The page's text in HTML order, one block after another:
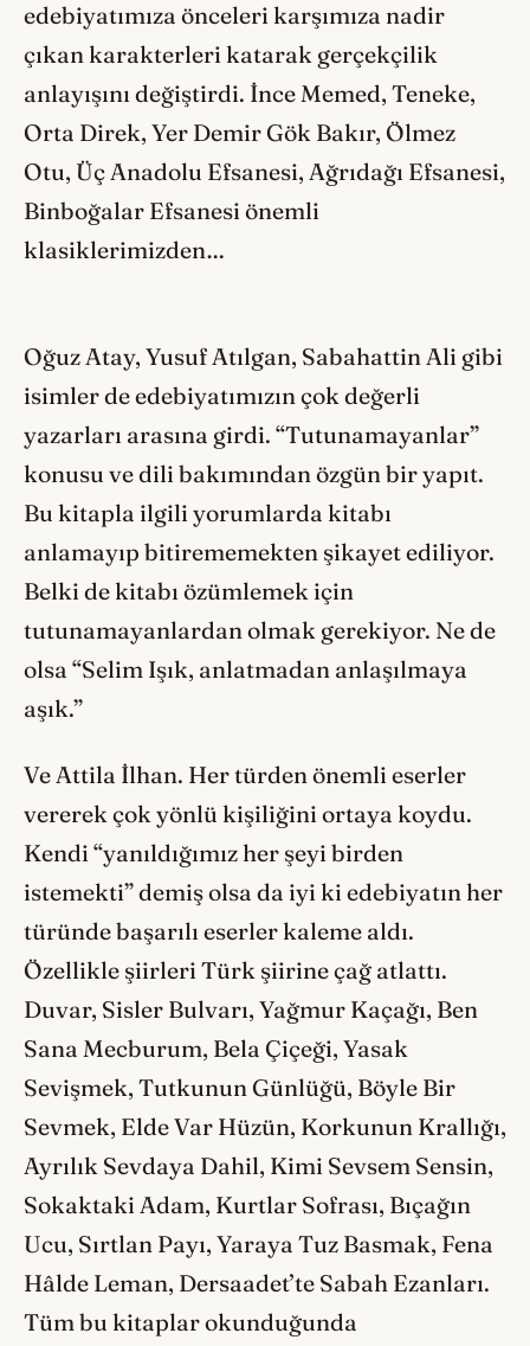
edebiyatımıza önceleri karşımıza nadir
çıkan karakterleri katarak gerçekçilik
anlayışını değiştirdi. İnce Memed, Teneke,
Orta Direk, Yer Demir Gök Bakır, Ölmez
Otu, Üç Anadolu Efsanesi, Ağrıdağı Efsanesi,
Binboğalar Efsanesi önemli
klasiklerimizden…
Oğuz Atay, Yusuf Atılgan, Sabahattin Ali gibi
isimler de edebiyatımızın çok değerli
yazarları arasına girdi. “Tutunamayanlar”
konusu ve dili bakımından özgün bir yapıt.
Bu kitapla ilgili yorumlarda kitabı
anlamayıp bitirememekten şikayet ediliyor.
Belki de kitabı özümlemek için
tutunamayanlardan olmak gerekiyor. Ne de
olsa “Selim Işık, anlatmadan anlaşılmaya
aşık.”
Ve Attila İlhan. Her türden önemli eserler
vererek çok yönlü kişiliğini ortaya koydu.
Kendi “yanıldığımız her şeyi birden
istemekti” demiş olsa da iyi ki edebiyatın her
türünde başarılı eserler kaleme aldı.
Özellikle şiirleri Türk şiirine çağ atlattı.
Duvar, Sisler Bulvarı, Yağmur Kaçağı, Ben
Sana Mecburum, Bela Çiçeği, Yasak
Sevişmek, Tutkunun Günlüğü, Böyle Bir
Sevmek, Elde Var Hüzün, Korkunun Krallığı,
Ayrılık Sevdaya Dahil, Kimi Sevsem Sensin,
Sokaktaki Adam, Kurtlar Sofrası, Bıçağın
Ucu, Sırtlan Payı, Yaraya Tuz Basmak, Fena
Hâlde Leman, Dersaadet’te Sabah Ezanları.
Tüm bu kitaplar okunduğunda